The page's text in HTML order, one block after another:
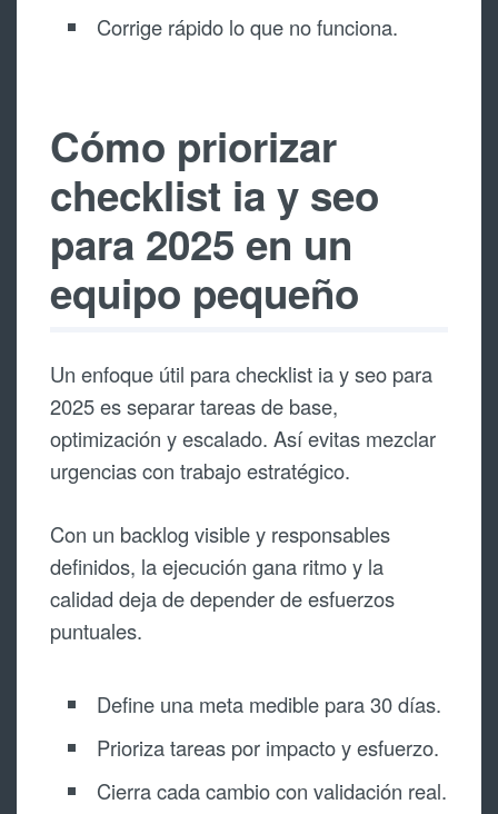
Corrige rápido lo que no funciona.
Cómo priorizar
checklist ia y seo
para 2025 en un
equipo pequeño
Un enfoque útil para checklist ia y seo para
2025 es separar tareas de base,
optimización y escalado. Así evitas mezclar
urgencias con trabajo estratégico.
Con un backlog visible y responsables
definidos, la ejecución gana ritmo y la
calidad deja de depender de esfuerzos
puntuales.
Define una meta medible para 30 días.
Prioriza tareas por impacto y esfuerzo.
Cierra cada cambio con validación real.